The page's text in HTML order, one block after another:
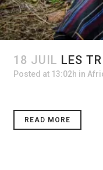
18 JUIL LES
Posted at 13:02h in
READ MORE